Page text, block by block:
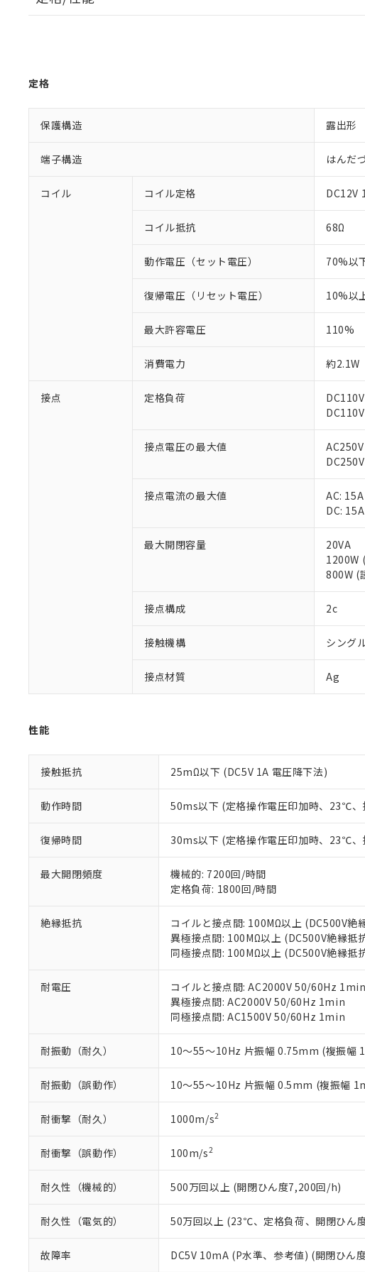
定格
保護構造 露出形
端子構造 はんだ
コイル コイル定格 DC12V
コイル抵抗 68Ω
動作電圧（セット電圧） 70%以
復帰電圧（リセット電圧） 10%以
最大許容電圧 110%
消費電力 約2.1W
接点 定格負荷
接点電圧の最大値
AC250V
DC250V
接点電流の最大値
AC: 15A
DC: 15A
最大開閉容量
20VA
1200W
800W (
接点構成 2c
接触機構 シング
接点材質 Ag
性能
接触抵抗 25mΩ以下 (DC5V 1A 電圧降下法)
動作時間 50ms以下 (定格操作電圧印加時、23℃、
復帰時間 30ms以下 (定格操作電圧印加時、23℃、
最大開閉頻度
機械的: 7200回/時間
定格負荷: 1800回/時間
絶縁抵抗
コイルと接点間: 100MΩ以上 (DC500V絶
異極接点間: 100MΩ以上 (DC500V絶縁抵
同極接点間: 100MΩ以上 (DC500V絶縁抵
耐電圧
コイルと接点間: AC2000V 50/60Hz 1min
異極接点間: AC2000V 50/60Hz 1min
同極接点間: AC1500V 50/60Hz 1min
耐振動（耐久） 10～55～10Hz 片振幅 0.75mm (複振幅
耐振動（誤動作） 10～55～10Hz 片振幅 0.5mm (複振幅
耐衝撃（耐久） 1000m/s2
耐衝撃（誤動作） 100m/s2
耐久性（機械的） 500万回以上 (開閉ひん度7,200回/h)
耐久性（電気的） 50万回以上 (23℃、定格負荷、開閉ひん
故障率 DC5V 10mA (P水準、参考値) (開閉ひん
本サービスは、当社
くものです。
い。
正式な納期状況および
当社販売員にご相談く
オムロン制御機器販売
在庫状況および標準価
マイパーツ機能（部品
ている必要があります
お客様が当ウェブサイ
が、当社の製品・サー
さい。
※当社の共同利用者と
いる法人を指します。
対応済み：EU RoHS指
対応予定：EU RoHS指令（
対応予定なし：EU RoHS
調査・確認中：EU RoHS指
非該当品：ライセンス料な
仕入先様の事情により、非
*EU RoHS指令（10物質）：
鉛(Pb) 1000ppm以下、 水銀(Hg)
※2 対応予定月
部品在庫の切り替え状況な
※3 非含有証明書ダウン
下記の非含有証明書をダウ
EU RoHS指令（10物質）の
51物質の非含有証明書（当
※本証明書は発行日時点で非
また、RoHS指令のフタル
混在することから備考欄に
既に当社にて対応品への在
り割愛しております。
「○」：最大均質材料含有
「×」：最大均質材料含有
「－」：未確認です。当社
DBP(フタル酸ジブチル) : 1000ppm
※2 環境保護使用期限
「ｅ」：有害物質（10物質
「10」：通常の使用状況下
「－」：未確認です。当社
当社は、これら貴社
う）を輸出または国外
当社は貴社製品を、核
置等に一切使用いたし
当社は、貴社製品を第
また当社は、販売先お
○ 一定数以上の在庫
△ 一定数には満たな
－
在庫なし(最新の在
機器販売店・当社
空
白